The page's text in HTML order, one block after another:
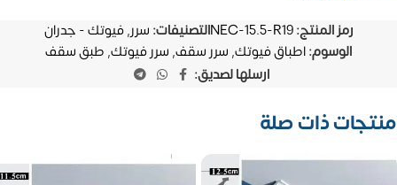
رمز المنتج:NEC-15.5-R19التصنيفات: سرر,فيوتك - جدران
الوسوم:اطباق فيوتك, سرر سقف, سرر فيوتك, طبق سقف
ارسلها لصديق:
منتجات ذات صلة